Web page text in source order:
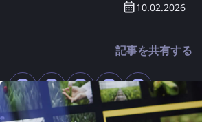
10.02.2026
記事を共有する